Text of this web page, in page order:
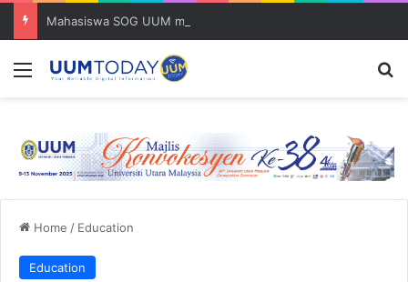
Menu
Home / Education
Education